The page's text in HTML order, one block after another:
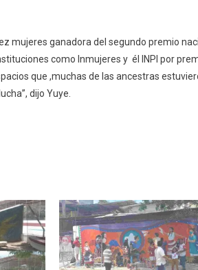
mujeres ganadora del segundo premio
como Inmujeres y él INPI por
que ,muchas de las ancestras
dijo Yuye.